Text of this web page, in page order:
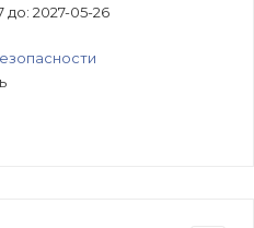
до: 2027-05-26